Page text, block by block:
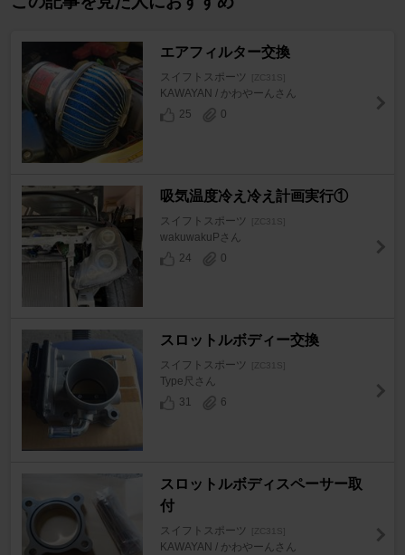
エアフィルター交換
スイフトスポーツ [ZC31S]
KAWAYAN / かわやーんさん
25
0
吸気温度冷え冷え計画実行①
スイフトスポーツ [ZC31S]
wakuwakuPさん
24
0
スロットルボディー交換
スイフトスポーツ [ZC31S]
Type尺さん
31
6
スロットルボディスペーサー取
付
スイフトスポーツ [ZC31S]
KAWAYAN / かわやーんさん